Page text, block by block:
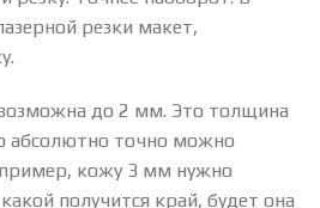
резки макет,
до 2 мм. Это толщина
абсолютно точно можно
кожу 3 мм нужно
получится край, будет она